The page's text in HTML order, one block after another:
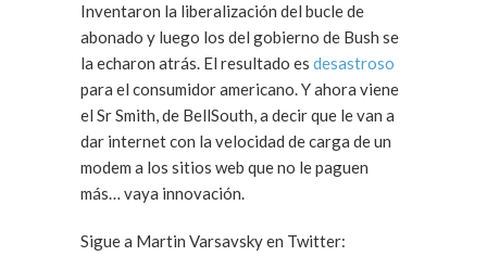
Inventaron la liberalización del bucle de
abonado y luego los del gobierno de Bush se
la echaron atrás. El resultado es desastroso
para el consumidor americano. Y ahora viene
el Sr Smith, de BellSouth, a decir que le van a
dar internet con la velocidad de carga de un
modem a los sitios web que no le paguen
más… vaya innovación.
Sigue a Martin Varsavsky en Twitter: